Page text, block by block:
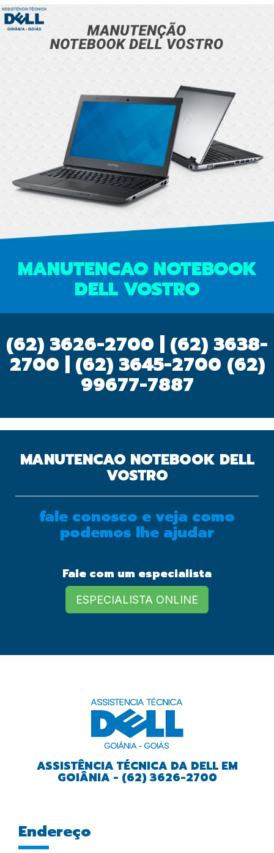
OK
European Commission |
Cookies Policy
powered by
MANUTENCAO NOTEBOOK
DELL VOSTRO
(62) 3626-2700 | (62) 3638-
2700 | (62) 3645-2700 (62)
99677-7887
MANUTENCAO NOTEBOOK DELL
VOSTRO
fale conosco e veja como
podemos lhe ajudar
Fale com um especialista
ESPECIALISTA ONLINE
ASSISTÊNCIA TÉCNICA DA DELL EM
GOIÂNIA - (62) 3626-2700
Endereço